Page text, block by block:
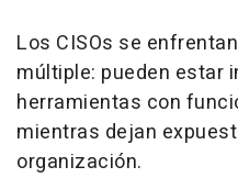
Los CISOs se
múltiple: pueden estar
herramientas con
mientras dejan
organización.